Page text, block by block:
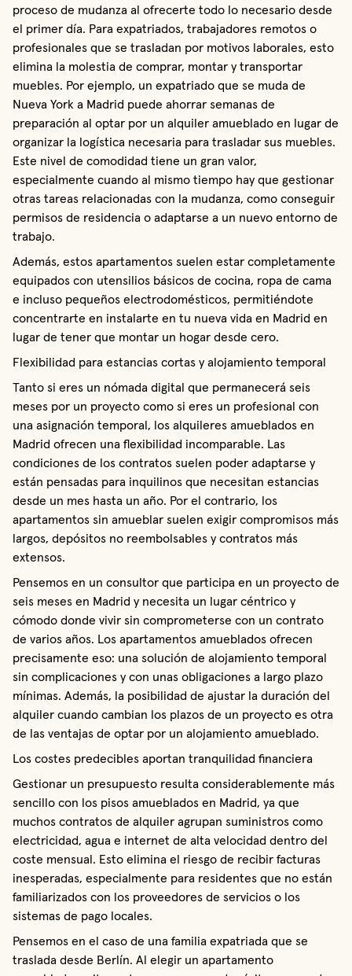
proceso de mudanza al ofrecerte todo lo necesario desde
el primer día. Para expatriados, trabajadores remotos o
profesionales que se trasladan por motivos laborales, esto
elimina la molestia de comprar, montar y transportar
muebles. Por ejemplo, un expatriado que se muda de
Nueva York a Madrid puede ahorrar semanas de
preparación al optar por un alquiler amueblado en lugar de
organizar la logística necesaria para trasladar sus muebles.
Este nivel de comodidad tiene un gran valor,
especialmente cuando al mismo tiempo hay que gestionar
otras tareas relacionadas con la mudanza, como conseguir
permisos de residencia o adaptarse a un nuevo entorno de
trabajo.
Además, estos apartamentos suelen estar completamente
equipados con utensilios básicos de cocina, ropa de cama
e incluso pequeños electrodomésticos, permitiéndote
concentrarte en instalarte en tu nueva vida en Madrid en
lugar de tener que montar un hogar desde cero.
Flexibilidad para estancias cortas y alojamiento temporal
Tanto si eres un nómada digital que permanecerá seis
meses por un proyecto como si eres un profesional con
una asignación temporal, los alquileres amueblados en
Madrid ofrecen una flexibilidad incomparable. Las
condiciones de los contratos suelen poder adaptarse y
están pensadas para inquilinos que necesitan estancias
desde un mes hasta un año. Por el contrario, los
apartamentos sin amueblar suelen exigir compromisos más
largos, depósitos no reembolsables y contratos más
extensos.
Pensemos en un consultor que participa en un proyecto de
seis meses en Madrid y necesita un lugar céntrico y
cómodo donde vivir sin comprometerse con un contrato
de varios años. Los apartamentos amueblados ofrecen
precisamente eso: una solución de alojamiento temporal
sin complicaciones y con unas obligaciones a largo plazo
mínimas. Además, la posibilidad de ajustar la duración del
alquiler cuando cambian los plazos de un proyecto es otra
de las ventajas de optar por un alojamiento amueblado.
Los costes predecibles aportan tranquilidad financiera
Gestionar un presupuesto resulta considerablemente más
sencillo con los pisos amueblados en Madrid, ya que
muchos contratos de alquiler agrupan suministros como
electricidad, agua e internet de alta velocidad dentro del
coste mensual. Esto elimina el riesgo de recibir facturas
inesperadas, especialmente para residentes que no están
familiarizados con los proveedores de servicios o los
sistemas de pago locales.
Pensemos en el caso de una familia expatriada que se
traslada desde Berlín. Al elegir un apartamento